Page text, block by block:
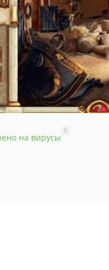
на вирусы
?